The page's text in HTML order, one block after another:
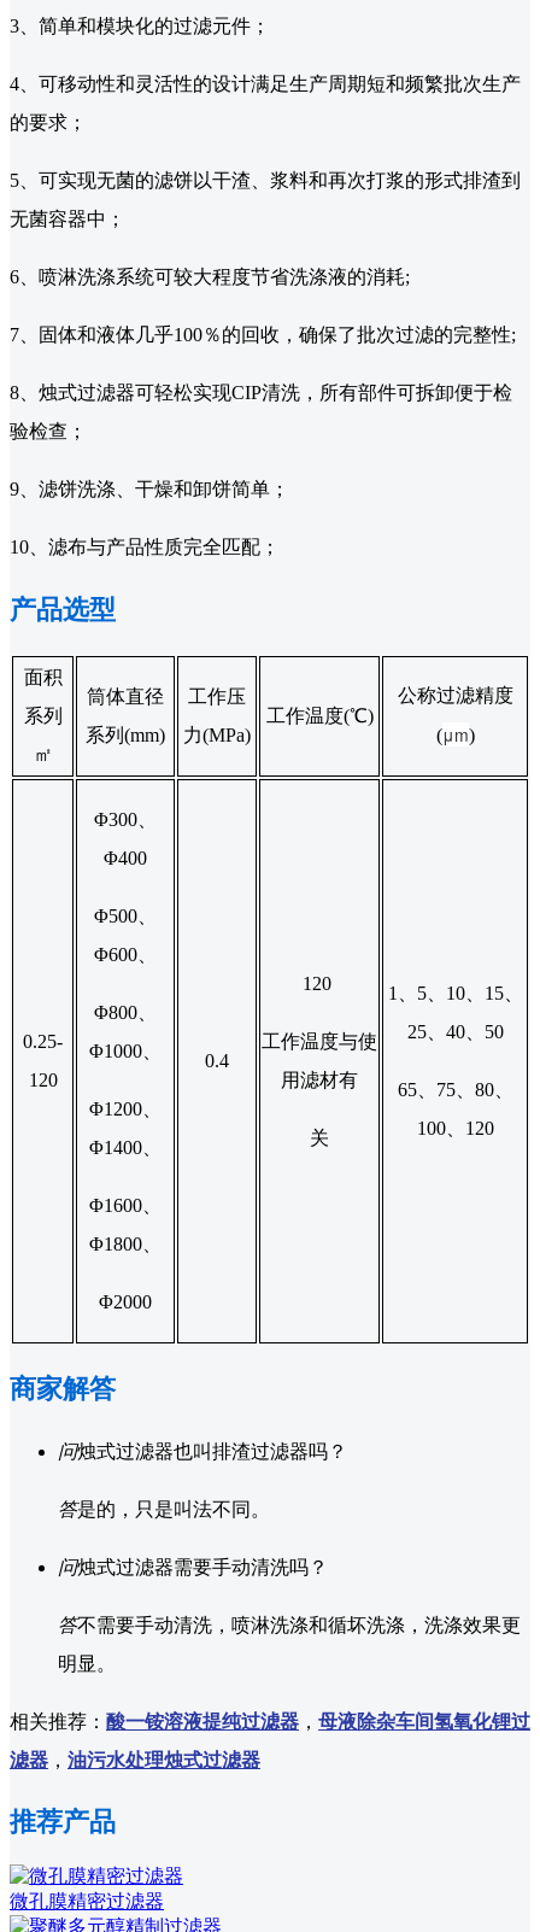
3、简单和模块化的过滤元件；
4、可移动性和灵活性的设计满足生产周期短和频繁批次生产
的要求；
5、可实现无菌的滤饼以干渣、浆料和再次打浆的形式排渣到
无菌容器中；
6、喷淋洗涤系统可较大程度节省洗涤液的消耗;
7、固体和液体几乎100％的回收，确保了批次过滤的完整性;
8、烛式过滤器可轻松实现CIP清洗，所有部件可拆卸便于检
验检查；
9、滤饼洗涤、干燥和卸饼简单；
10、滤布与产品性质完全匹配；
产品选型
面积
系列
㎡
筒体直径
系列(mm)
工作压
力(MPa)
工作温度(℃)
公称过滤精度
(μm)
0.25-
120
Φ300、
Φ400
Φ500、
Φ600、
Φ800、
Φ1000、
Φ1200、
Φ1400、
Φ1600、
Φ1800、
Φ2000
0.4
120
工作温度与使
用滤材有
关
1、5、10、15、
25、40、50
65、75、80、
100、120
商家解答
问烛式过滤器也叫排渣过滤器吗？
答是的，只是叫法不同。
问烛式过滤器需要手动清洗吗？
答不需要手动清洗，喷淋洗涤和循坏洗涤，洗涤效果更
明显。
相关推荐： 酸一铵溶液提纯过滤器 ， 母液除杂车间氢氧化锂过
滤器 ， 油污水处理烛式过滤器
推荐产品
微孔膜精密过滤器